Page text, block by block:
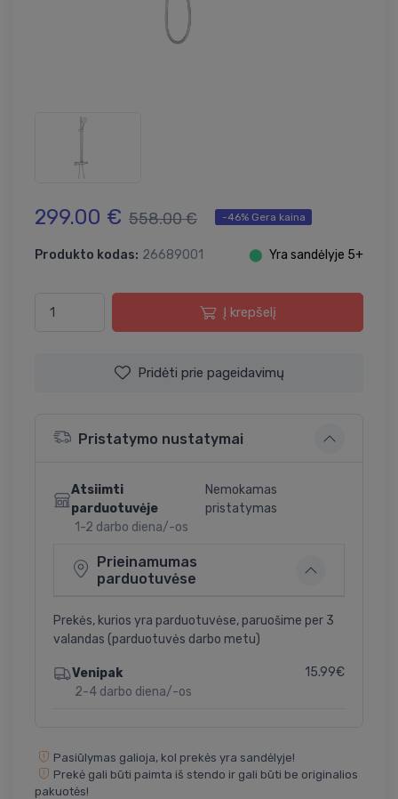
299.00 € 558.00 € -46% Gera kaina
Produkto kodas: 26689001 ⬤ Yra sandėlyje 5+
Į krepšelį
Pridėti prie pageidavimų
Pristatymo nustatymai
Atsiimti
parduotuvėje
1-2 darbo diena/-os
Nemokamas
pristatymas
Prieinamumas
parduotuvėse
Prekės, kurios yra parduotuvėse, paruošime per 3
valandas (parduotuvės darbo metu)
Venipak
2-4 darbo diena/-os
15.99€
Pasiūlymas galioja, kol prekės yra sandėlyje!
Prekė gali būti paimta iš stendo ir gali būti be originalios
pakuotės!